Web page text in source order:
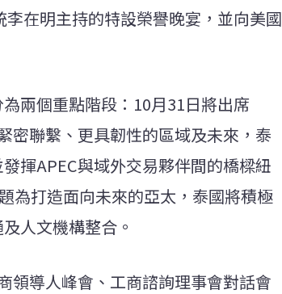
在明主持的特設榮譽晚宴，並向美國
兩個重點階段：10月31日將出席
密聯繫、更具韌性的區域及未來，泰
揮APEC與域外交易夥伴間的橋樑紐
為打造面向未來的亞太，泰國將積極
人文機構整合。
領導人峰會、工商諮詢理事會對話會